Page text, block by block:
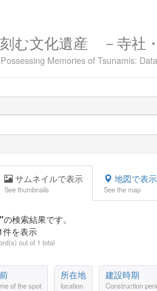
む文化遺産 －寺社
Memories of Tsunamis:
サムネイルで表示
See thumbnails
地図で表示
See the map
の検索結果です。
件を表示
out of 1 total
of the spot
所在地
location
建設時期
Construction